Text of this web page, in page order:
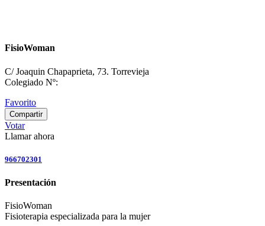
FisioWoman
C/ Joaquin Chapaprieta, 73. Torrevieja
Colegiado Nº:
Favorito
Compartir
Votar
Llamar ahora
966702301
Presentación
FisioWoman
Fisioterapia especializada para la mujer